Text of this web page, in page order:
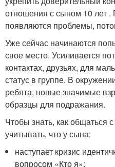
отношения с сыном 10 лет .
появляются проблемы,
Уже сейчас начинаются
свое место. Усиливается
контактах, друзьях, для
статус в группе. В
ребята, новые значимые
образцы для подражания.
Чтобы знать, как общаться
учитывать, что у сына:
наступает кризис
вопросом «Кто я»;